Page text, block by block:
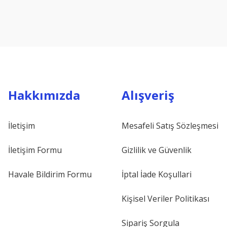
Hakkımızda
İletişim
İletişim Formu
Havale Bildirim Formu
Alışveriş
Mesafeli Satış Sözleşmesi
Gizlilik ve Güvenlik
İptal İade Koşullari
Kişisel Veriler Politikası
Sipariş Sorgula